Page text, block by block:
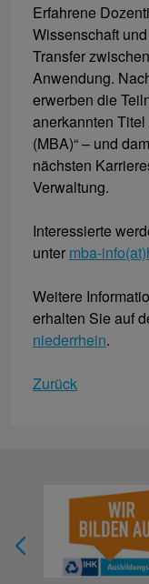
Erfahrene
Wissenschaft
Transfer
Anwendung.
erwerben die
anerkannten
(MBA)“ – und
nächsten
Verwaltung.
Interessierte
unter mba-
Weitere
erhalten Sie auf
niederrhein.
Zurück